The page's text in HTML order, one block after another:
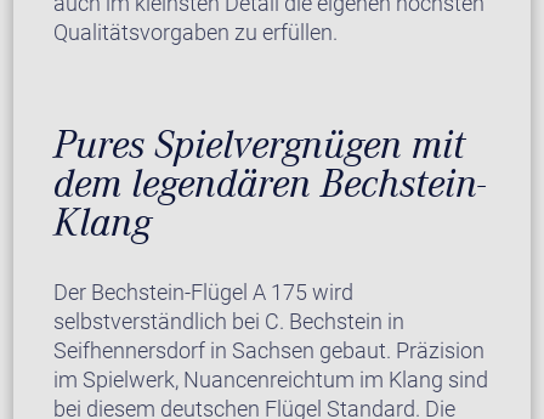
Qualitätsvorgaben zu erfüllen.
Pures Spielvergnügen mit
dem legendären Bechstein-
Klang
Der Bechstein-Flügel A 175 wird
selbstverständlich bei C. Bechstein in
Seifhennersdorf in Sachsen gebaut. Präzision
im Spielwerk, Nuancenreichtum im Klang sind
bei diesem deutschen Flügel Standard. Die